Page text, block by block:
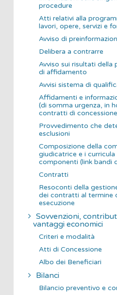
procedure
Atti relativi alla
lavori, opere, servizi e
Avviso di
Delibera a contrarre
Avviso sui risultati della
di affidamento
Avvisi sistema di
Affidamenti e
(di somma urgenza, in
contratti di
Provvedimento che
esclusioni
Composizione della
giudicatrice e i curricula
componenti (link bandi
Contratti
Resoconti della
dei contratti al termine
esecuzione
Sovvenzioni,
vantaggi economici
Criteri e modalità
Atti di Concessione
Albo dei Beneficiari
Bilanci
Bilancio preventivo e